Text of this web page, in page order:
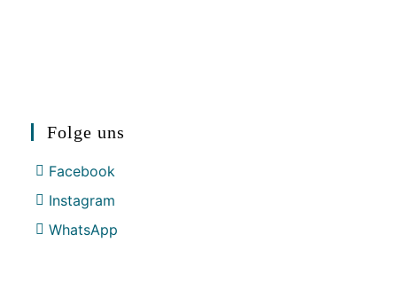
Folge uns
Facebook
Instagram
WhatsApp